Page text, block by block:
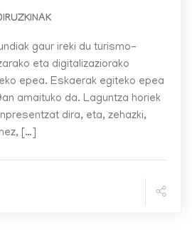
gaur ireki du turismo-
eta digitalizaziorako
epea. Eskaerak egiteko epea
amaituko da. Laguntza horiek
dira, eta, zehazki,
[…]